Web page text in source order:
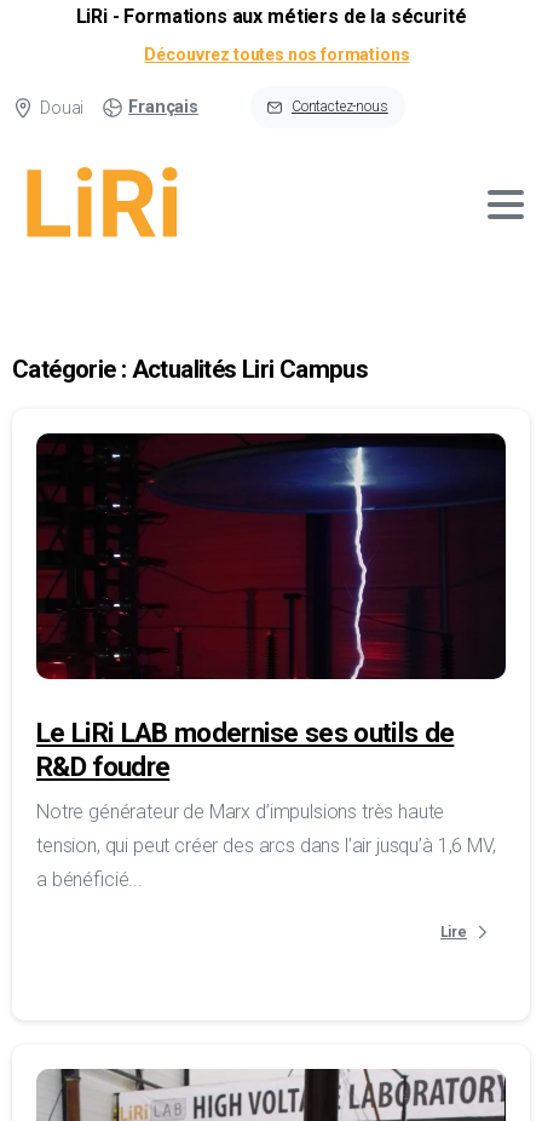
LiRi - Formations aux métiers de la sécurité
Découvrez toutes nos formations
Douai Français Contactez-nous
Catégorie : Actualités Liri Campus
Le LiRi LAB modernise ses outils de
R&D foudre
Notre générateur de Marx d’impulsions très haute
tension, qui peut créer des arcs dans l’air jusqu’à 1,6 MV,
a bénéficié...
Lire